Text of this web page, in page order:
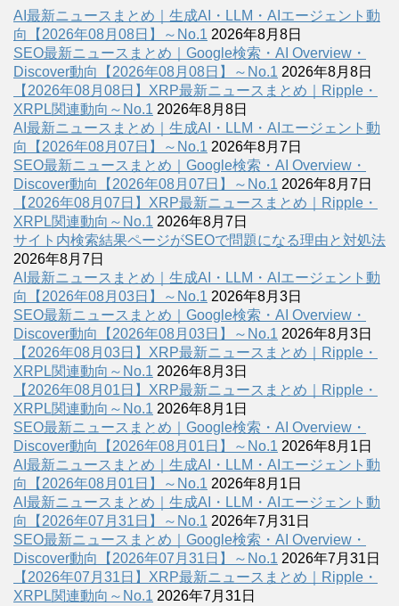
AI最新ニュースまとめ｜生成AI・LLM・AIエージェント動
向【2026年08月08日】～No.1 2026年8月8日
SEO最新ニュースまとめ｜Google検索・AI Overview・
Discover動向【2026年08月08日】～No.1 2026年8月8日
【2026年08月08日】XRP最新ニュースまとめ｜Ripple・
XRPL関連動向～No.1 2026年8月8日
AI最新ニュースまとめ｜生成AI・LLM・AIエージェント動
向【2026年08月07日】～No.1 2026年8月7日
SEO最新ニュースまとめ｜Google検索・AI Overview・
Discover動向【2026年08月07日】～No.1 2026年8月7日
【2026年08月07日】XRP最新ニュースまとめ｜Ripple・
XRPL関連動向～No.1 2026年8月7日
サイト内検索結果ページがSEOで問題になる理由と対処法
2026年8月7日
AI最新ニュースまとめ｜生成AI・LLM・AIエージェント動
向【2026年08月03日】～No.1 2026年8月3日
SEO最新ニュースまとめ｜Google検索・AI Overview・
Discover動向【2026年08月03日】～No.1 2026年8月3日
【2026年08月03日】XRP最新ニュースまとめ｜Ripple・
XRPL関連動向～No.1 2026年8月3日
【2026年08月01日】XRP最新ニュースまとめ｜Ripple・
XRPL関連動向～No.1 2026年8月1日
SEO最新ニュースまとめ｜Google検索・AI Overview・
Discover動向【2026年08月01日】～No.1 2026年8月1日
AI最新ニュースまとめ｜生成AI・LLM・AIエージェント動
向【2026年08月01日】～No.1 2026年8月1日
AI最新ニュースまとめ｜生成AI・LLM・AIエージェント動
向【2026年07月31日】～No.1 2026年7月31日
SEO最新ニュースまとめ｜Google検索・AI Overview・
Discover動向【2026年07月31日】～No.1 2026年7月31日
【2026年07月31日】XRP最新ニュースまとめ｜Ripple・
XRPL関連動向～No.1 2026年7月31日